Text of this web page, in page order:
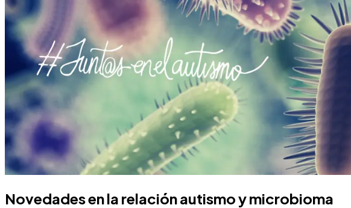
Novedades en la relación autismo y microbioma